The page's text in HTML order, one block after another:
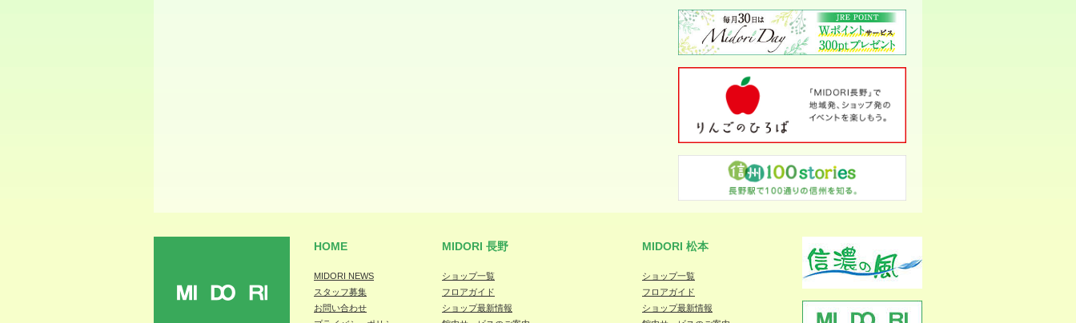
HOME
MIDORI NEWS
スタッフ募集
お問い合わせ
MIDORI 長野
ショップ一覧
フロアガイド
ショップ最新情報
MIDORI 松本
ショップ一覧
フロアガイド
ショップ最新情報